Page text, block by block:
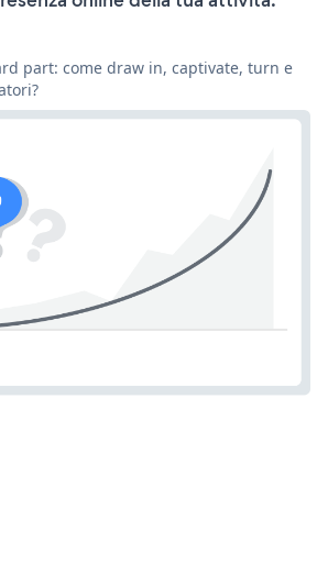
part: come draw in, captivate, turn e